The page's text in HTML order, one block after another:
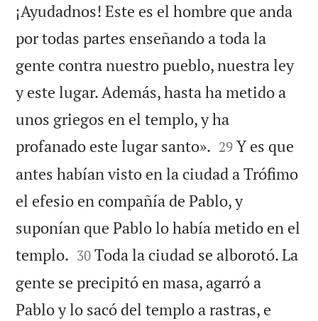
¡Ayudadnos! Este es el hombre que anda
por todas partes enseñando a toda la
gente contra nuestro pueblo, nuestra ley
y este lugar. Además, hasta ha metido a
unos griegos en el templo, y ha
profanado este lugar santo». 

29 Y es que
antes habían visto en la ciudad a Trófimo
el efesio en compañía de Pablo, y
suponían que Pablo lo había metido en el
templo. 

30 Toda la ciudad se alborotó. La
gente se precipitó en masa, agarró a
Pablo y lo sacó del templo a rastras, e